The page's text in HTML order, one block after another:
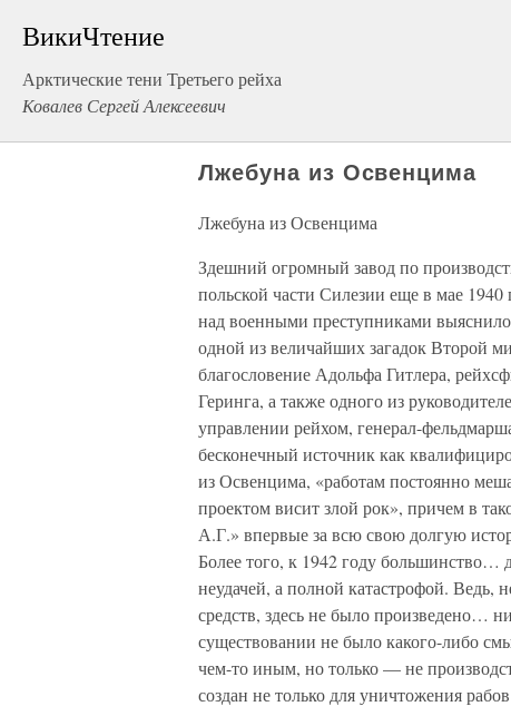
ВикиЧтение
Арктические тени Третьего рейха
Ковалев Сергей Алексеевич
Лжебуна из Освенцима
Лжебуна из Освенцима
Здешний огромный завод по
польской части Силезии еще в мае
над военными преступниками
одной из величайших загадок Второй
благословение Адольфа Гитлера,
Геринга, а также одного из
управлении рейхом, генерал-
бесконечный источник как
из Освенцима, «работам постоянно
проектом висит злой рок», причем в
А.Г.» впервые за всю свою долгую
Более того, к 1942 году большинство…
неудачей, а полной катастрофой.
средств, здесь не было произведено…
существовании не было какого-либо
чем-то иным, но только — не
создан не только для уничтожения